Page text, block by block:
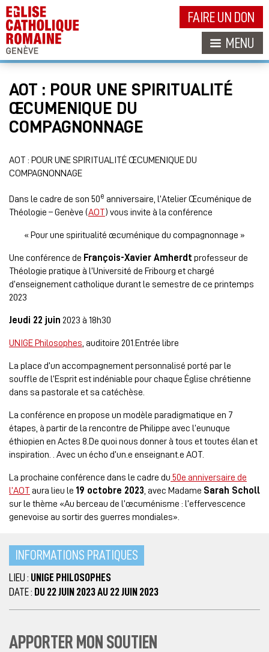
FAIRE UN DON
MENU
AOT : POUR UNE SPIRITUALITÉ
ŒCUMENIQUE DU
COMPAGNONNAGE
AOT : POUR UNE SPIRITUALITÉ ŒCUMENIQUE DU
COMPAGNONNAGE
Dans le cadre de son 50e anniversaire, l’Atelier Œcuménique de
Théologie – Genève (AOT) vous invite à la conférence
« Pour une spiritualité œcuménique du compagnonnage »
Une conférence de François-Xavier Amherdt professeur de
Théologie pratique à l’Université de Fribourg et chargé
d’enseignement catholique durant le semestre de ce printemps
2023
Jeudi 22 juin 2023 à 18h30
UNIGE Philosophes , auditoire 201.Entrée libre
La place d’un accompagnement personnalisé porté par le
souffle de l’Esprit est indéniable pour chaque Église chrétienne
dans sa pastorale et sa catéchèse.
La conférence en propose un modèle paradigmatique en 7
étapes, à partir de la rencontre de Philippe avec l’eunuque
éthiopien en Actes 8.De quoi nous donner à tous et toutes élan et
inspiration. . Avec un écho d’un.e enseignant.e AOT.
La prochaine conférence dans le cadre du 50e anniversaire de
l’AOT aura lieu le 19 octobre 2023 , avec Madame Sarah Scholl
sur le thème «Au berceau de l’œcuménisme : l’effervescence
genevoise au sortir des guerres mondiales».
INFORMATIONS PRATIQUES
LIEU : UNIGE PHILOSOPHES
DATE : DU 22 JUIN 2023 AU 22 JUIN 2023
APPORTER MON SOUTIEN